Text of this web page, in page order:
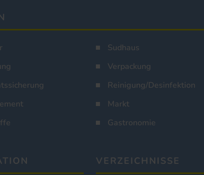
Sudhaus
Verpackung
Reinigung/Desinfektion
Markt
Gastronomie
VERZEICHNISSE